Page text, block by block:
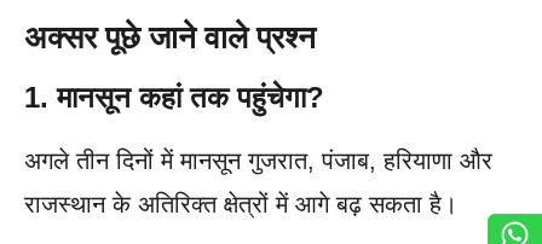
अक्सर पूछे जाने वाले प्रश्न
1. मानसून कहां तक पहुंचेगा?
अगले तीन दिनों में मानसून गुजरात, पंजाब, हरियाणा और
राजस्थान के अतिरिक्त क्षेत्रों में आगे बढ़ सकता है।